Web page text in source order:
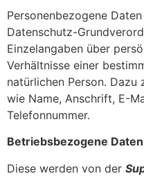
Personenbezogene
Datenschutz-
Einzelangaben über
Verhältnisse einer
natürlichen Person. Dazu
wie Name, Anschrift, E-
Telefonnummer.
Betriebsbezogene Daten
Diese werden von der